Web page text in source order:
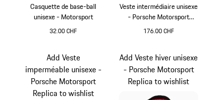
Casquette de base-ball
unisexe - Motorsport
32.00 CHF
Veste intermédiaire unisexe
- Porsche Motorsport
Replica
176.00 CHF
Add Veste
imperméable unisexe -
Porsche Motorsport
Replica to wishlist
Add Veste hiver unisexe
- Porsche Motorsport
Replica to wishlist